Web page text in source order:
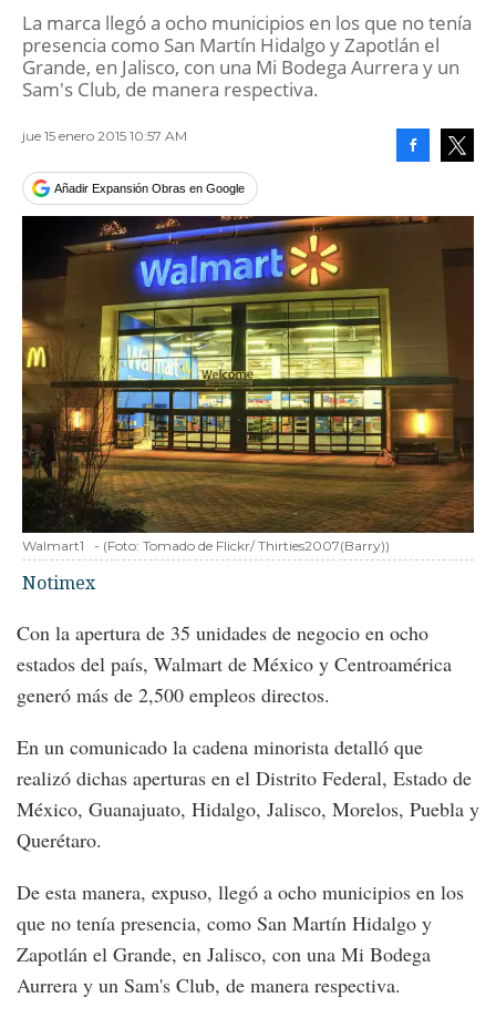
La marca llegó a ocho municipios en los que no tenía
presencia como San Martín Hidalgo y Zapotlán el
Grande, en Jalisco, con una Mi Bodega Aurrera y un
Sam's Club, de manera respectiva.
jue 15 enero 2015 10:57 AM
Añadir Expansión Obras en Google
Walmart1 - (Foto: Tomado de Flickr/ Thirties2007(Barry))
Notimex
Con la apertura de 35 unidades de negocio en ocho
estados del país, Walmart de México y Centroamérica
generó más de 2,500 empleos directos.
En un comunicado la cadena minorista detalló que
realizó dichas aperturas en el Distrito Federal, Estado de
México, Guanajuato, Hidalgo, Jalisco, Morelos, Puebla y
Querétaro.
De esta manera, expuso, llegó a ocho municipios en los
que no tenía presencia, como San Martín Hidalgo y
Zapotlán el Grande, en Jalisco, con una Mi Bodega
Aurrera y un Sam's Club, de manera respectiva.